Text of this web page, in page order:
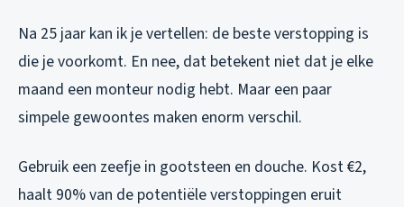
Na 25 jaar kan ik je vertellen: de beste verstopping is
die je voorkomt. En nee, dat betekent niet dat je elke
maand een monteur nodig hebt. Maar een paar
simpele gewoontes maken enorm verschil.
Gebruik een zeefje in gootsteen en douche. Kost €2,
haalt 90% van de potentiële verstoppingen eruit